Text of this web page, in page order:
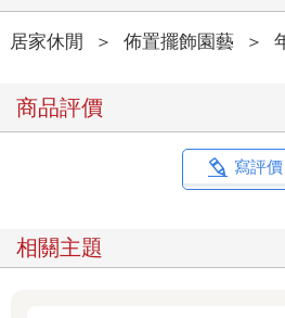
居家休閒 ＞ 佈置擺飾園藝 ＞
商品評價
寫評價
相關主題